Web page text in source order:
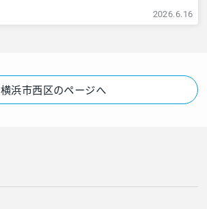
2026.6.16
横浜市西区のページへ